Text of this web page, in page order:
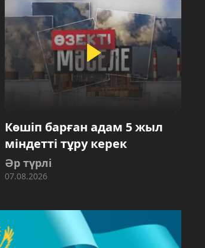
Көшіп барған адам 5 жыл
міндетті тұру керек
Әр түрлі
07.08.2026